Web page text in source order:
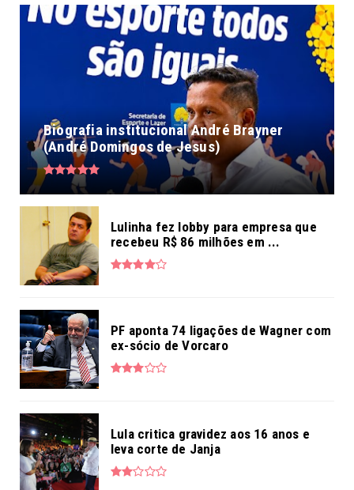
Biografia institucional André Brayner
(André Domingos de Jesus)
Lulinha fez lobby para empresa que
recebeu R$ 86 milhões em ...
PF aponta 74 ligações de Wagner com
ex-sócio de Vorcaro
Lula critica gravidez aos 16 anos e
leva corte de Janja